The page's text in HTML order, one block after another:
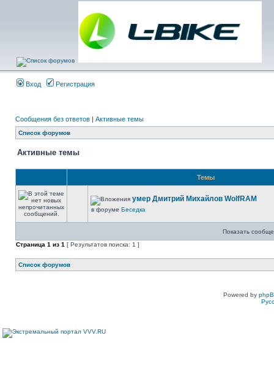
Вход Регистрация
Сообщения без ответов | Активные темы
Список форумов
Активные темы
Темы
умер Дмитрий Михайлов WolfRAM
в форуме Беседка
Показать
Страница 1 из 1 [ Результатов поиска: 1 ]
Список форумов
Powered by